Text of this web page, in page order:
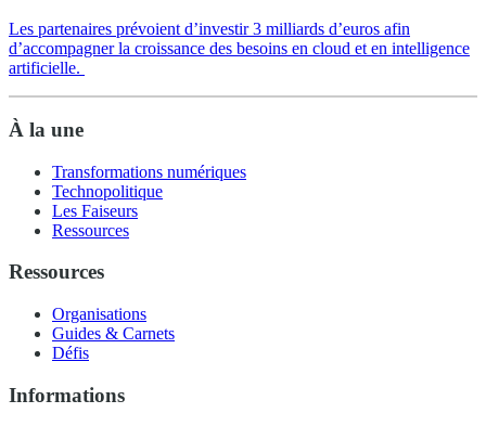
Les partenaires prévoient d’investir 3 milliards d’euros afin
d’accompagner la croissance des besoins en cloud et en intelligence
artificielle.
À la une
Transformations numériques
Technopolitique
Les Faiseurs
Ressources
Ressources
Organisations
Guides & Carnets
Défis
Informations